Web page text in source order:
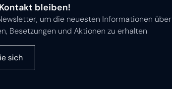
bleiben!
um die neuesten Informationen über
Besetzungen und Aktionen zu erhalten
sich